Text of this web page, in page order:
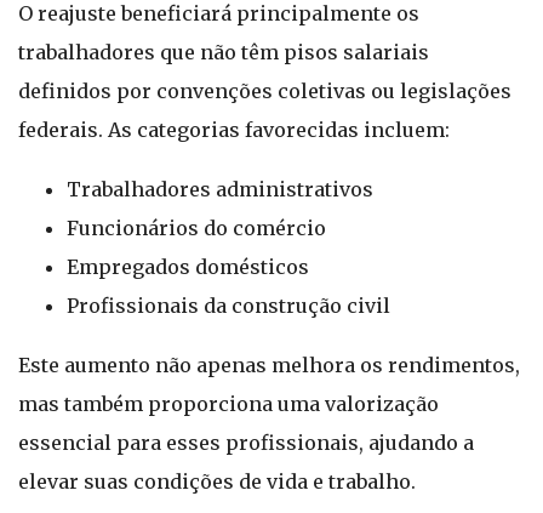
O reajuste beneficiará principalmente os
trabalhadores que não têm pisos salariais
definidos por convenções coletivas ou legislações
federais. As categorias favorecidas incluem:
Trabalhadores administrativos
Funcionários do comércio
Empregados domésticos
Profissionais da construção civil
Este aumento não apenas melhora os rendimentos,
mas também proporciona uma valorização
essencial para esses profissionais, ajudando a
elevar suas condições de vida e trabalho.